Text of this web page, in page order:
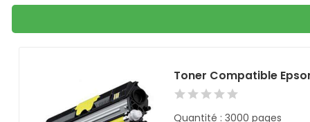
Toner Compatible
Quantité : 3000 pages